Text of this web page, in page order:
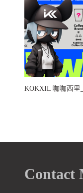
KOKXIL 咖咖西里
Contact